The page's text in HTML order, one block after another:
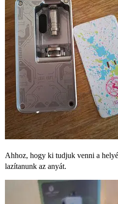
Ahhoz, hogy ki tudjuk venni a
lazítanunk az anyát.